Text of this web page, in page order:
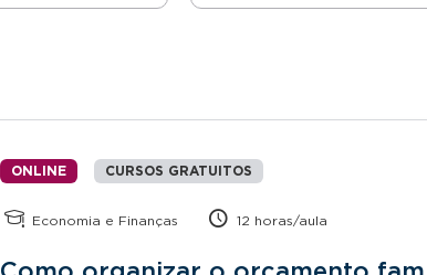
ONLINE CURSOS GRATUITOS
Economia e Finanças 12 horas/aula